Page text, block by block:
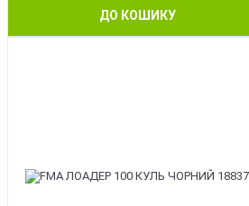
ДО КОШИКУ